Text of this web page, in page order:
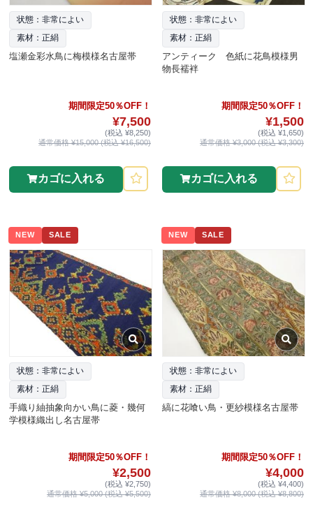
状態：非常によい
素材：正絹
塩瀬金彩水鳥に梅模様名古屋帯
期間限定50％OFF！
¥7,500
(税込 ¥8,250)
通常価格 ¥15,000 (税込 ¥16,500)
カゴに入れる
状態：非常によい
素材：正絹
アンティーク 色紙に花鳥模様男
物長襦袢
期間限定50％OFF！
¥1,500
(税込 ¥1,650)
通常価格 ¥3,000 (税込 ¥3,300)
カゴに入れる
NEW SALE
状態：非常によい
素材：正絹
手織り紬抽象向かい鳥に菱・幾何
学模様織出し名古屋帯
期間限定50％OFF！
¥2,500
(税込 ¥2,750)
通常価格 ¥5,000 (税込 ¥5,500)
NEW SALE
状態：非常によい
素材：正絹
縞に花喰い鳥・更紗模様名古屋帯
期間限定50％OFF！
¥4,000
(税込 ¥4,400)
通常価格 ¥8,000 (税込 ¥8,800)